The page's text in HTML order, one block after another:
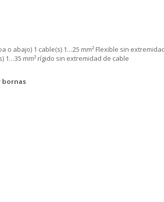
o abajo) 1 cable(s) 1…25 mm² Flexible sin
1…35 mm² rígido sin extremidad de cable
bornas